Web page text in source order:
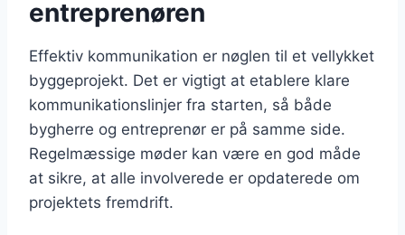
entreprenøren
Effektiv kommunikation er nøglen til et vellykket
byggeprojekt. Det er vigtigt at etablere klare
kommunikationslinjer fra starten, så både
bygherre og entreprenør er på samme side.
Regelmæssige møder kan være en god måde
at sikre, at alle involverede er opdaterede om
projektets fremdrift.